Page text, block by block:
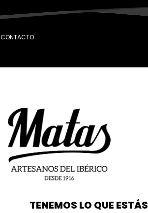
CONTACTO
TENEMOS LO QUE ESTÁS